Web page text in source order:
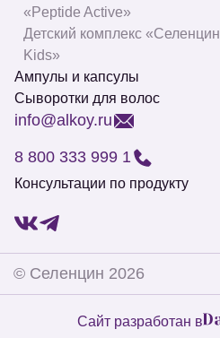
«Peptide Active»
Детский комплекс «Селенцин
Kids»
Ампулы и капсулы
Сыворотки для волос
info@alkoy.ru
8 800 333 999 1
Консультации по продукту
© Селенцин 2026
Сайт разработан в